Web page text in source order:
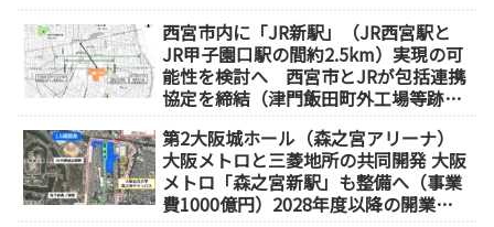
西宮市内に「JR新駅」（JR西宮駅と
JR甲子園口駅の間約2.5km）実現の可
能性を検討へ 西宮市とJRが包括連携
協定を締結（津門飯田町外工場等跡
第2大阪城ホール（森之宮アリーナ）
大阪メトロと三菱地所の共同開発 大阪
メトロ「森之宮新駅」も整備へ（事業
費1000億円）2028年度以降の開業